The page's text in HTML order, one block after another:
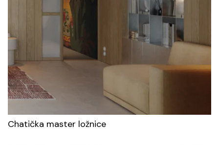
Chatička master ložnice